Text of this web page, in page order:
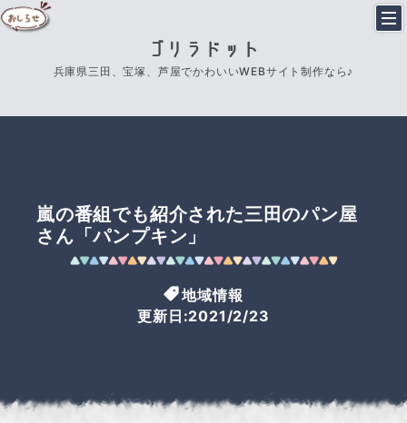
ゴリラドット
兵庫県三田、宝塚、芦屋でかわいいWEBサイト制作なら♪
嵐の番組でも紹介された三田のパン屋
さん「パンプキン」
地域情報
更新日:2021/2/23